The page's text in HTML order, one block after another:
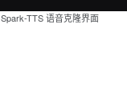
Spark-TTS 语音克隆界面